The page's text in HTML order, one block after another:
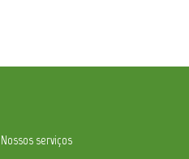
Nossos serviços